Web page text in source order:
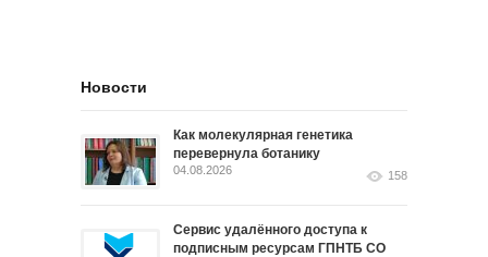
Новости
Как молекулярная генетика
перевернула ботанику
04.08.2026 158
Сервис удалённого доступа к
подписным ресурсам ГПНТБ СО